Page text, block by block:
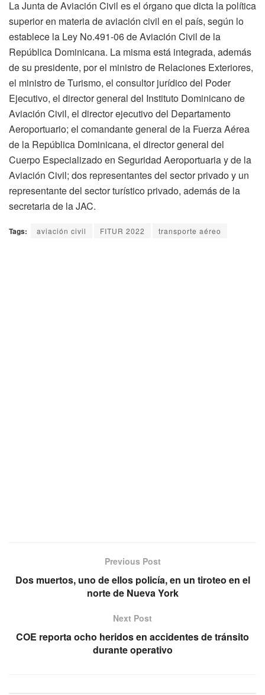
La Junta de Aviación Civil es el órgano que dicta la política
superior en materia de aviación civil en el país, según lo
establece la Ley No.491-06 de Aviación Civil de la
República Dominicana. La misma está integrada, además
de su presidente, por el ministro de Relaciones Exteriores,
el ministro de Turismo, el consultor jurídico del Poder
Ejecutivo, el director general del Instituto Dominicano de
Aviación Civil, el director ejecutivo del Departamento
Aeroportuario; el comandante general de la Fuerza Aérea
de la República Dominicana, el director general del
Cuerpo Especializado en Seguridad Aeroportuaria y de la
Aviación Civil; dos representantes del sector privado y un
representante del sector turístico privado, además de la
secretaria de la JAC.
Tags: aviación civil FITUR 2022 transporte aéreo
Previous Post
Dos muertos, uno de ellos policía, en un tiroteo en el
norte de Nueva York
Next Post
COE reporta ocho heridos en accidentes de tránsito
durante operativo